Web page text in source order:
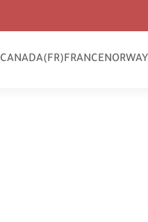
NORWAY
FRANCE
CANADA(FR)